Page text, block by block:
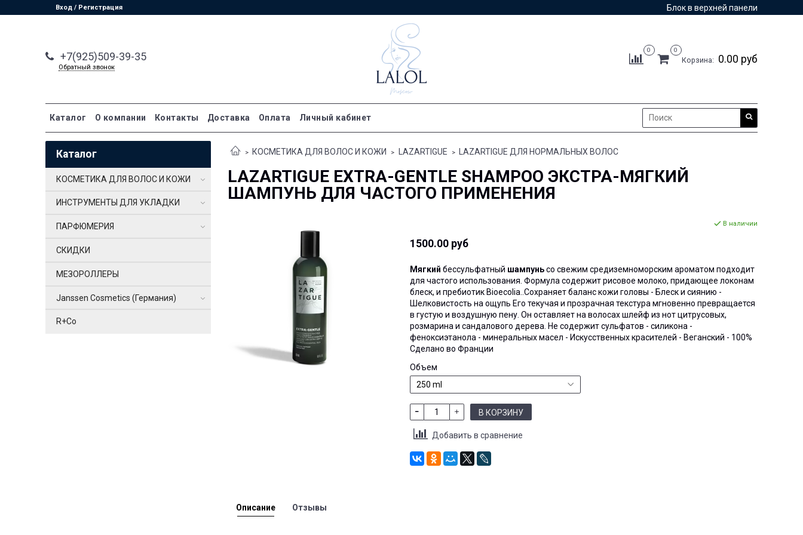
Вход / Регистрация Блок в верхней панели
+7(925)509-39-35
Обратный звонок
0 0
Корзина: 0.00 руб
Каталог О компании Контакты Доставка Оплата Личный кабинет
КОСМЕТИКА ДЛЯ ВОЛОС И КОЖИ LAZARTIGUE LAZARTIGUE ДЛЯ НОРМАЛЬНЫХ ВОЛОС
LAZARTIGUE EXTRA-GENTLE SHAMPOO ЭКСТРА-МЯГКИЙ
ШАМПУНЬ ДЛЯ ЧАСТОГО ПРИМЕНЕНИЯ
В наличии
1500.00 руб
Мягкий бессульфатный шампуньсо свежим средиземноморским ароматом подходит
для частого использования. Формула содержит рисовое молоко, придающее локонам
блеск, и пребиотик Bioecolia.. Сохраняет баланс кожи головы - Блеск и сиянию -
Шелковистость на ощупь Его текучая и прозрачная текстура мгновенно превращается
в густую и воздушную пену. Он оставляет на волосах шлейф из нот цитрусовых,
розмарина и сандалового дерева. Не содержит сульфатов - силикона -
феноксиэтанола - минеральных масел - Искусственных красителей - Веганский - 100%
Сделано во Франции
Объем
В КОРЗИНУ
Добавить в сравнение
Описание Отзывы
Каталог
КОСМЕТИКА ДЛЯ ВОЛОС И КОЖИ
ИНСТРУМЕНТЫ ДЛЯ УКЛАДКИ
ПАРФЮМЕРИЯ
СКИДКИ
МЕЗОРОЛЛЕРЫ
Janssen Cosmetics (Германия)
R+Co